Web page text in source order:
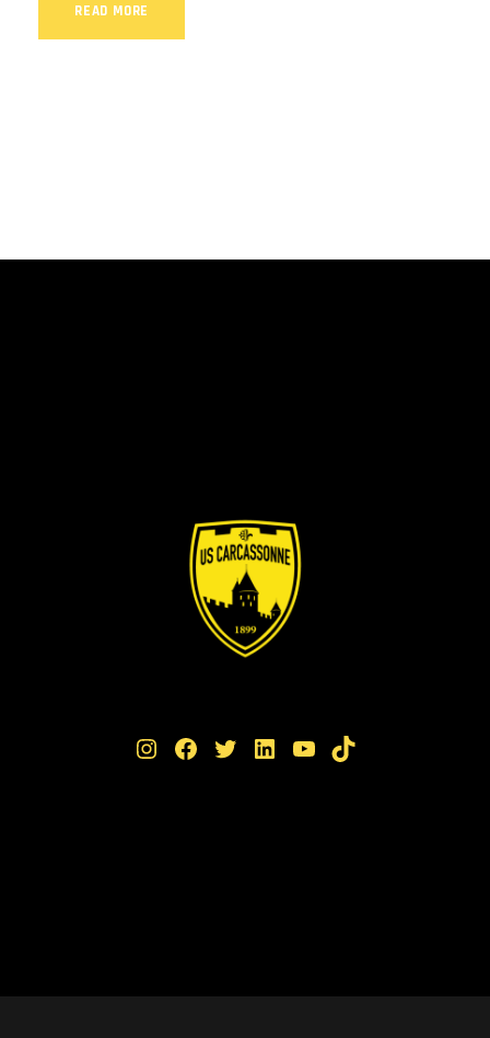
READ MORE
Instagram Facebook Twitter LinkedIn YouTube TikTok